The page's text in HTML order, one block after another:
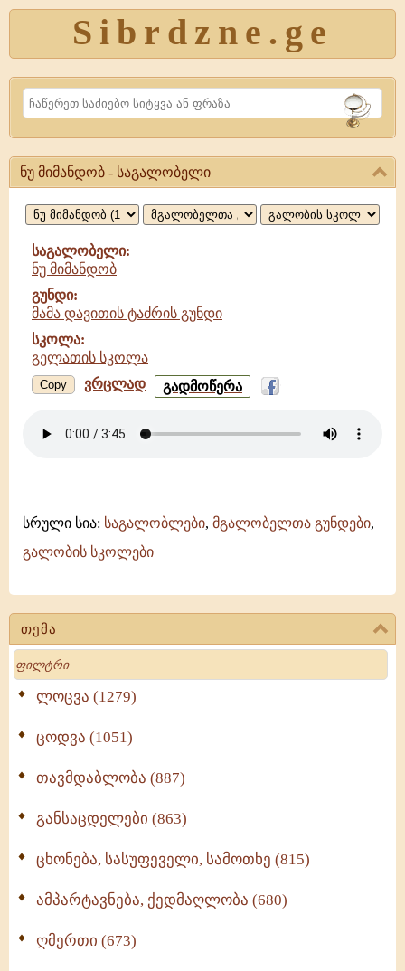
Sibrdzne.ge
Search
თემა
Search
ლოცვა (1279)
ცოდვა (1051)
თავმდაბლობა (887)
განსაცდელები (863)
ცხონება, სასუფეველი, სამოთხე (815)
ამპარტავნება, ქედმაღლობა (680)
ღმერთი (673)
ნუ
მიმანდობ,
საგალობელი
ნუ მიმანდობ - საგალობელი
საგალობელი:
ნუ მიმანდობ
გუნდი:
მამა დავითის ტაძრის გუნდი
სკოლა:
გელათის სკოლა
Copy ვრცლად
მიმანდობ
მამა
გელათის
სკოლა
გადმოწერა
სრული სია: საგალობლები, მგალობელთა გუნდები,
გალობის სკოლები